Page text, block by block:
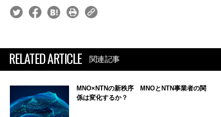
RELATED ARTICLE 関連記事
MNO×NTNの新秩序 MNOとNTN事業者の関
係は変化するか？